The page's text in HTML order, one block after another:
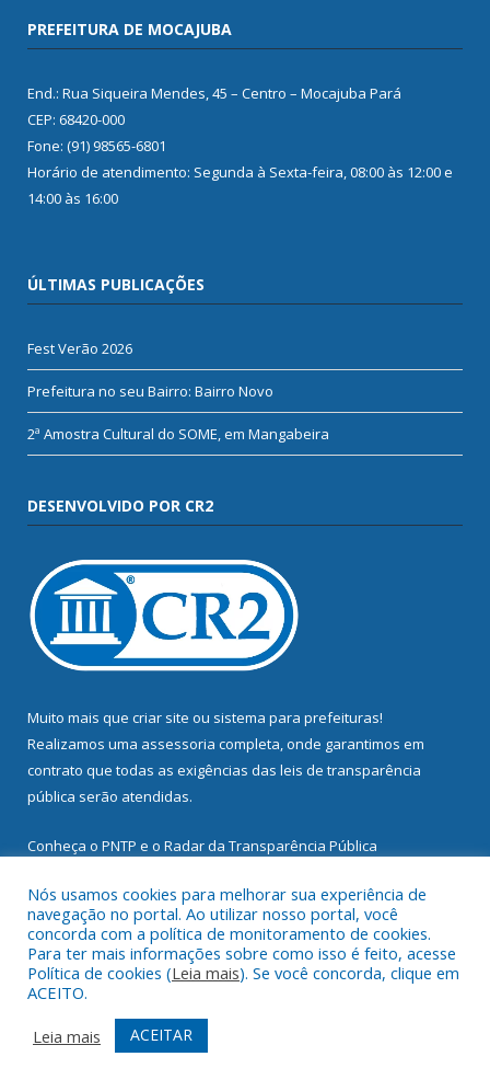
PREFEITURA DE MOCAJUBA
End.: Rua Siqueira Mendes, 45 – Centro – Mocajuba Pará
CEP: 68420-000
Fone: (91) 98565-6801
Horário de atendimento: Segunda à Sexta-feira, 08:00 às 12:00 e
14:00 às 16:00
ÚLTIMAS PUBLICAÇÕES
Fest Verão 2026
Prefeitura no seu Bairro: Bairro Novo
2ª Amostra Cultural do SOME, em Mangabeira
DESENVOLVIDO POR CR2
Muito mais que criar site ou sistema para prefeituras!
Realizamos uma assessoria completa, onde garantimos em
contrato que todas as exigências das leis de transparência
pública serão atendidas.
Conheça o PNTP e o Radar da Transparência Pública
Todos os direitos reservados a Prefeitura Municipal de
Mocajuba.
Mapa do Site
Acessar Área Administrativa
Acessar Webmail
Nós usamos cookies para melhorar sua experiência de
navegação no portal. Ao utilizar nosso portal, você
concorda com a política de monitoramento de cookies.
Para ter mais informações sobre como isso é feito, acesse
Política de cookies (Leia mais). Se você concorda, clique em
ACEITO.
Leia mais
ACEITAR